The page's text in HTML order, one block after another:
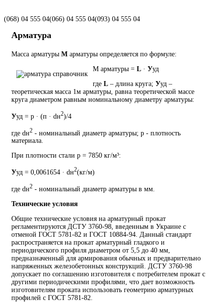
(068) 04 555 04(066) 04 555 04(093) 04 555 04
Арматура
Масса арматуры М арматуры определяется по формуле:
М арматуры = L · Ууд
где L – длина круга; Ууд –
теоретическая масса 1м арматуры, равна теоретической массе
круга диаметром равным номинальному диаметру арматуры:
Ууд = p · (п · dн2)/4
где dн2 - номинальный диаметр арматуры; p - плотность
материала.
При плотности стали p = 7850 кг/м³:
Ууд = 0,0061654 · dн2(кг/м)
где dн2 - номинальный диаметр арматуры в мм.
Технические условия
Общие технические условия на арматурный прокат
регламентируются ДСТУ 3760-98, введенным в Украине с
отменой ГОСТ 5781-82 и ГОСТ 10884-94. Данный стандарт
распространяется на прокат арматурный гладкого и
периодического профиля диаметром от 5,5 до 40 мм,
предназначенный для армирования обычных и предварительно
напряженных железобетонных конструкций. ДСТУ 3760-98
допускает по соглашению изготовителя с потребителем прокат с
другими периодическими профилями, что дает возможность
изготовителям проката использовать геометрию арматурных
профилей с ГОСТ 5781-82.